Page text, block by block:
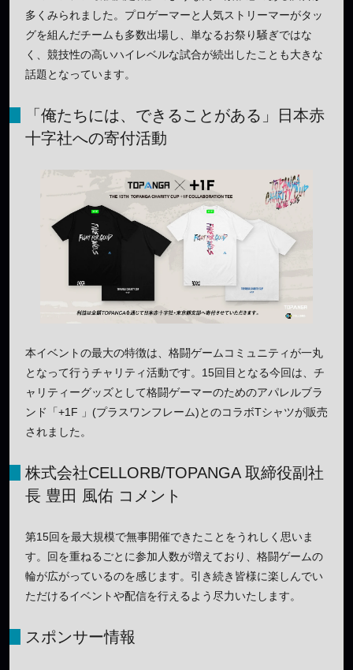
多くみられました。プロゲーマーと人気ストリーマーがタッ
グを組んだチームも多数出場し、単なるお祭り騒ぎではな
く、競技性の高いハイレベルな試合が続出したことも大きな
話題となっています。
「俺たちには、できることがある」日本赤
十字社への寄付活動
本イベントの最大の特徴は、格闘ゲームコミュニティが一丸
となって行うチャリティ活動です。15回目となる今回は、チ
ャリティーグッズとして格闘ゲーマーのためのアパレルブラ
ンド「+1F 」(プラスワンフレーム)とのコラボTシャツが販売
されました。
株式会社CELLORB/TOPANGA 取締役副社
長 豊田 風佑 コメント
第15回を最大規模で無事開催できたことをうれしく思いま
す。回を重ねるごとに参加人数が増えており、格闘ゲームの
輪が広がっているのを感じます。引き続き皆様に楽しんでい
ただけるイベントや配信を行えるよう尽力いたします。
スポンサー情報